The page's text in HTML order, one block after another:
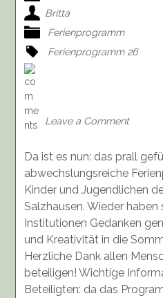
Britta
Ferienprogramm
Ferienprogramm 26
Leave a Comment
da!
Da ist es nun: das prall
abwechslungsreiche
Kinder und Jugendlichen
Salzhausen. Wieder haben
Institutionen Gedanken
und Kreativität in die
Herzliche Dank allen
beteiligen! Wichtige
Beteiligten: da das